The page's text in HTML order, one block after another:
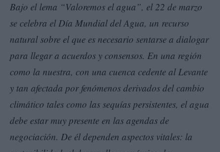
Bajo el lema “Valoremos el agua”, el 22 de marzo
se celebra el Día Mundial del Agua, un recurso
natural sobre el que es necesario sentarse a dialogar
para llegar a acuerdos y consensos. En una región
como la nuestra, con una cuenca cedente al Levante
y tan afectada por fenómenos derivados del cambio
climático tales como las sequías persistentes, el agua
debe estar muy presente en las agendas de
negociación. De él dependen aspectos vitales: la